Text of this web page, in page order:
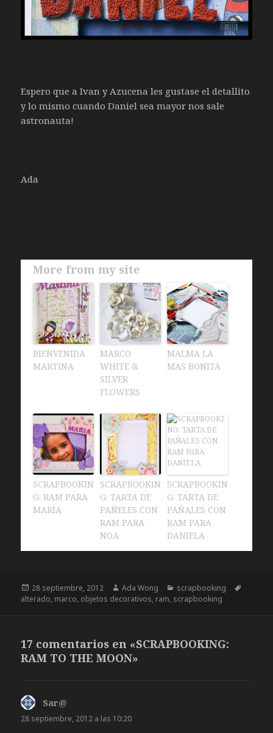
Espero que a Ivan y Azucena les gustase el detallito
y lo mismo cuando Daniel sea mayor nos sale
astronauta!
Ada
More from my site
BIENVENIDA
MARTINA
MARCO
WHITE &
SILVER
FLOWERS
MALMA LA
MAS BONITA
SCRAPBOOKIN
G: RAM PARA
MARÍA
SCRAPBOOKIN
G: TARTA DE
PAÑELES CON
RAM PARA
NOA
SCRAPBOOKIN
G: TARTA DE
PAÑALES CON
RAM PARA
DANIELA
Publicado
el
28 septiembre, 2012 Autor
Ada Wong Categorías
scrapbooking
alterado, marco, objetos decorativos, ram, scrapbooking
17 comentarios en «SCRAPBOOKING:
RAM TO THE MOON»
Sar@
28 septiembre, 2012 a las 10:20